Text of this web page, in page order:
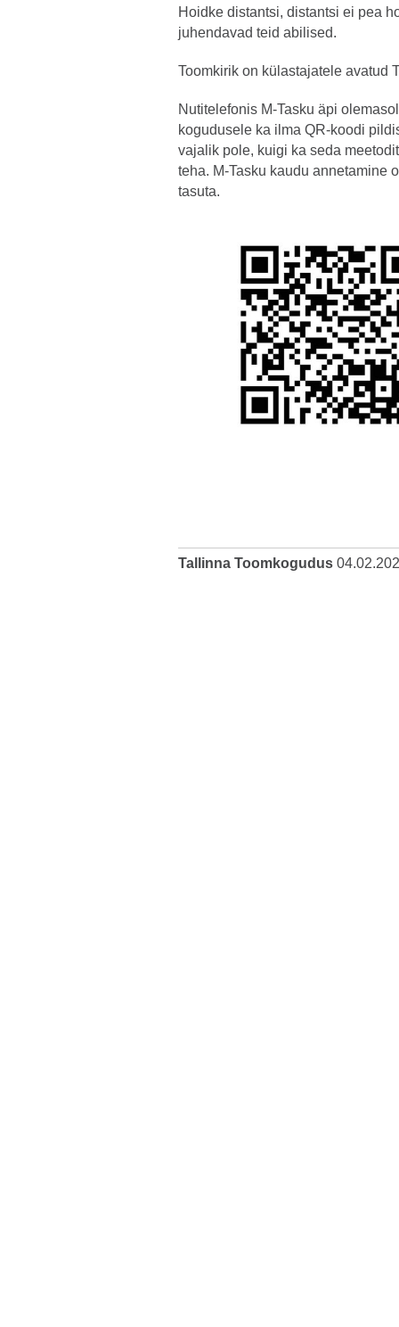
Hoidke distantsi, distantsi ei pea
juhendavad teid abilised.
Toomkirik on külastajatele avatud
Nutitelefonis M-Tasku äpi
kogudusele ka ilma QR-koodi
vajalik pole, kuigi ka seda
teha. M-Tasku kaudu annetamine
tasuta.
Tallinna Toomkogudus